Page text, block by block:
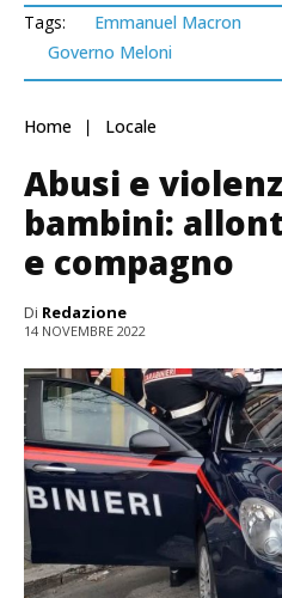
Tags: Emmanuel Macron
Governo Meloni
Home Locale
Abusi e
bambini:
e compagno
Di Redazione
14 NOVEMBRE 2022